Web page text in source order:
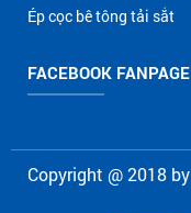
Ép cọc bê tông tải sắt
FACEBOOK FANPAGE
Copyright @ 2018 by